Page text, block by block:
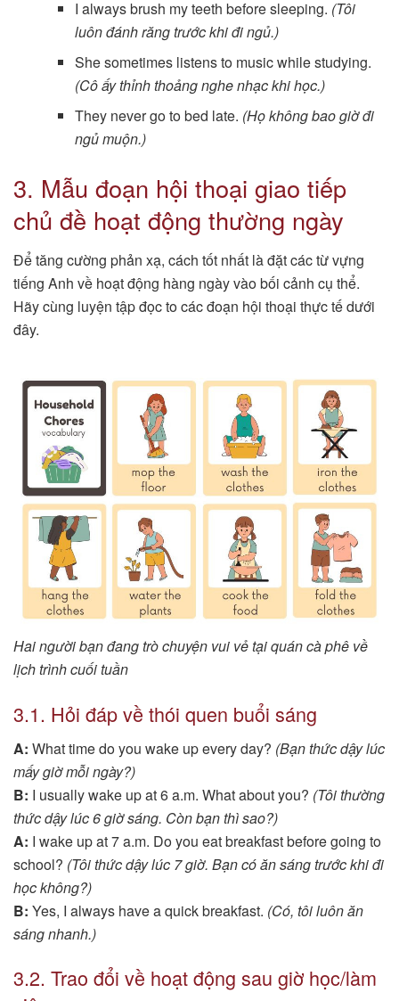
I always brush my teeth before sleeping. (Tôi
luôn đánh răng trước khi đi ngủ.)
She sometimes listens to music while studying.
(Cô ấy thỉnh thoảng nghe nhạc khi học.)
They never go to bed late. (Họ không bao giờ đi
ngủ muộn.)
3. Mẫu đoạn hội thoại giao tiếp
chủ đề hoạt động thường ngày
Để tăng cường phản xạ, cách tốt nhất là đặt các từ vựng
tiếng Anh về hoạt động hàng ngày vào bối cảnh cụ thể.
Hãy cùng luyện tập đọc to các đoạn hội thoại thực tế dưới
đây.
Hai người bạn đang trò chuyện vui vẻ tại quán cà phê về
lịch trình cuối tuần
3.1. Hỏi đáp về thói quen buổi sáng
A: What time do you wake up every day? (Bạn thức dậy lúc
mấy giờ mỗi ngày?)
B: I usually wake up at 6 a.m. What about you? (Tôi thường
thức dậy lúc 6 giờ sáng. Còn bạn thì sao?)
A: I wake up at 7 a.m. Do you eat breakfast before going to
school? (Tôi thức dậy lúc 7 giờ. Bạn có ăn sáng trước khi đi
học không?)
B: Yes, I always have a quick breakfast. (Có, tôi luôn ăn
sáng nhanh.)
3.2. Trao đổi về hoạt động sau giờ học/làm